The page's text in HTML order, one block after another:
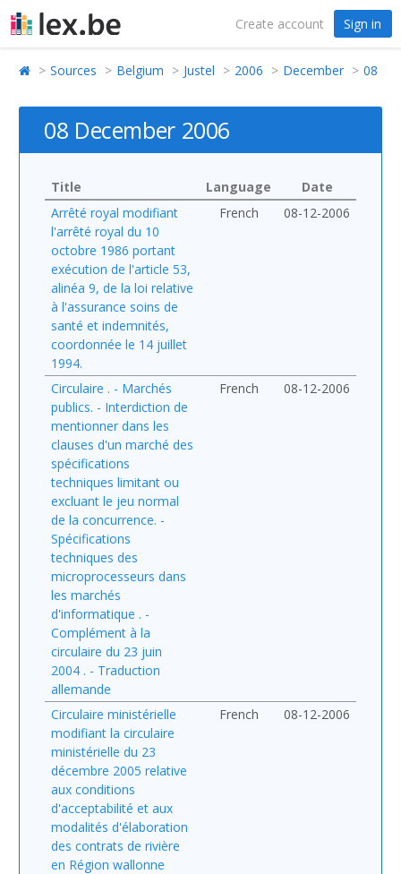
Create account Sign in
Sources Belgium Justel 2006 December 08
08 December 2006
Title Language
Date
Arrêté royal modifiant
l'arrêté royal du 10
octobre 1986 portant
exécution de l'article 53,
alinéa 9, de la loi relative
à l'assurance soins de
santé et indemnités,
coordonnée le 14 juillet
1994.
French 08-12-2006
Circulaire . - Marchés
publics. - Interdiction de
mentionner dans les
clauses d'un marché des
spécifications
techniques limitant ou
excluant le jeu normal
de la concurrence. -
Spécifications
techniques des
microprocesseurs dans
les marchés
d'informatique . -
Complément à la
circulaire du 23 juin
2004 . - Traduction
allemande
French 08-12-2006
Circulaire ministérielle
modifiant la circulaire
ministérielle du 23
décembre 2005 relative
aux conditions
d'acceptabilité et aux
modalités d'élaboration
des contrats de rivière
en Région wallonne
French 08-12-2006